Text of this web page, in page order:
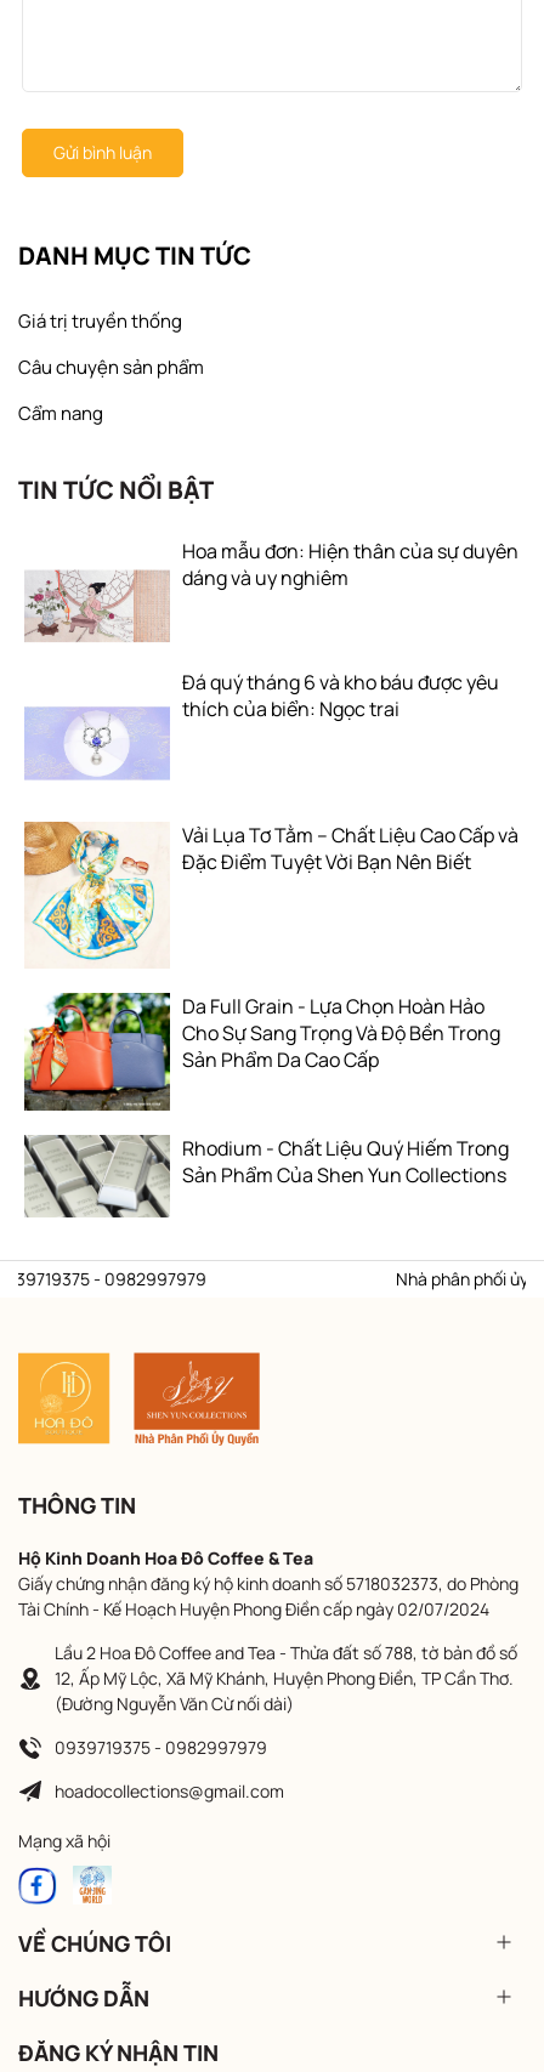
DANH MỤC TIN TỨC
Giá trị truyền thống
Câu chuyện sản phẩm
Cẩm nang
TIN TỨC NỔI BẬT
Hoa mẫu đơn: Hiện thân của sự duyên
dáng và uy nghiêm
Đá quý tháng 6 và kho báu được yêu
thích của biển: Ngọc trai
Vải Lụa Tơ Tằm – Chất Liệu Cao Cấp và
Đặc Điểm Tuyệt Vời Bạn Nên Biết
Da Full Grain - Lựa Chọn Hoàn Hảo
Cho Sự Sang Trọng Và Độ Bền Trong
Sản Phẩm Da Cao Cấp
Rhodium - Chất Liệu Quý Hiếm Trong
Sản Phẩm Của Shen Yun Collections
Gửi bình luận
- 0982997979 Nhà phân phối ủy quyền
THÔNG TIN
Hộ Kinh Doanh Hoa Đô Coffee & Tea
Giấy chứng nhận đăng ký hộ kinh doanh số 5718032373, do Phòng
Tài Chính - Kế Hoạch Huyện Phong Điền cấp ngày 02/07/2024
Lầu 2 Hoa Đô Coffee and Tea - Thửa đất số 788, tờ bản đồ số
12, Ấp Mỹ Lộc, Xã Mỹ Khánh, Huyện Phong Điền, TP Cần Thơ.
(Đường Nguyễn Văn Cừ nối dài)
0939719375 - 0982997979
hoadocollections@gmail.com
Mạng xã hội
VỀ CHÚNG TÔI
HƯỚNG DẪN
ĐĂNG KÝ NHẬN TIN